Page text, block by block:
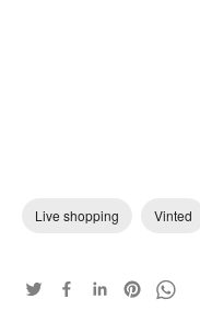
Live shopping Vinted